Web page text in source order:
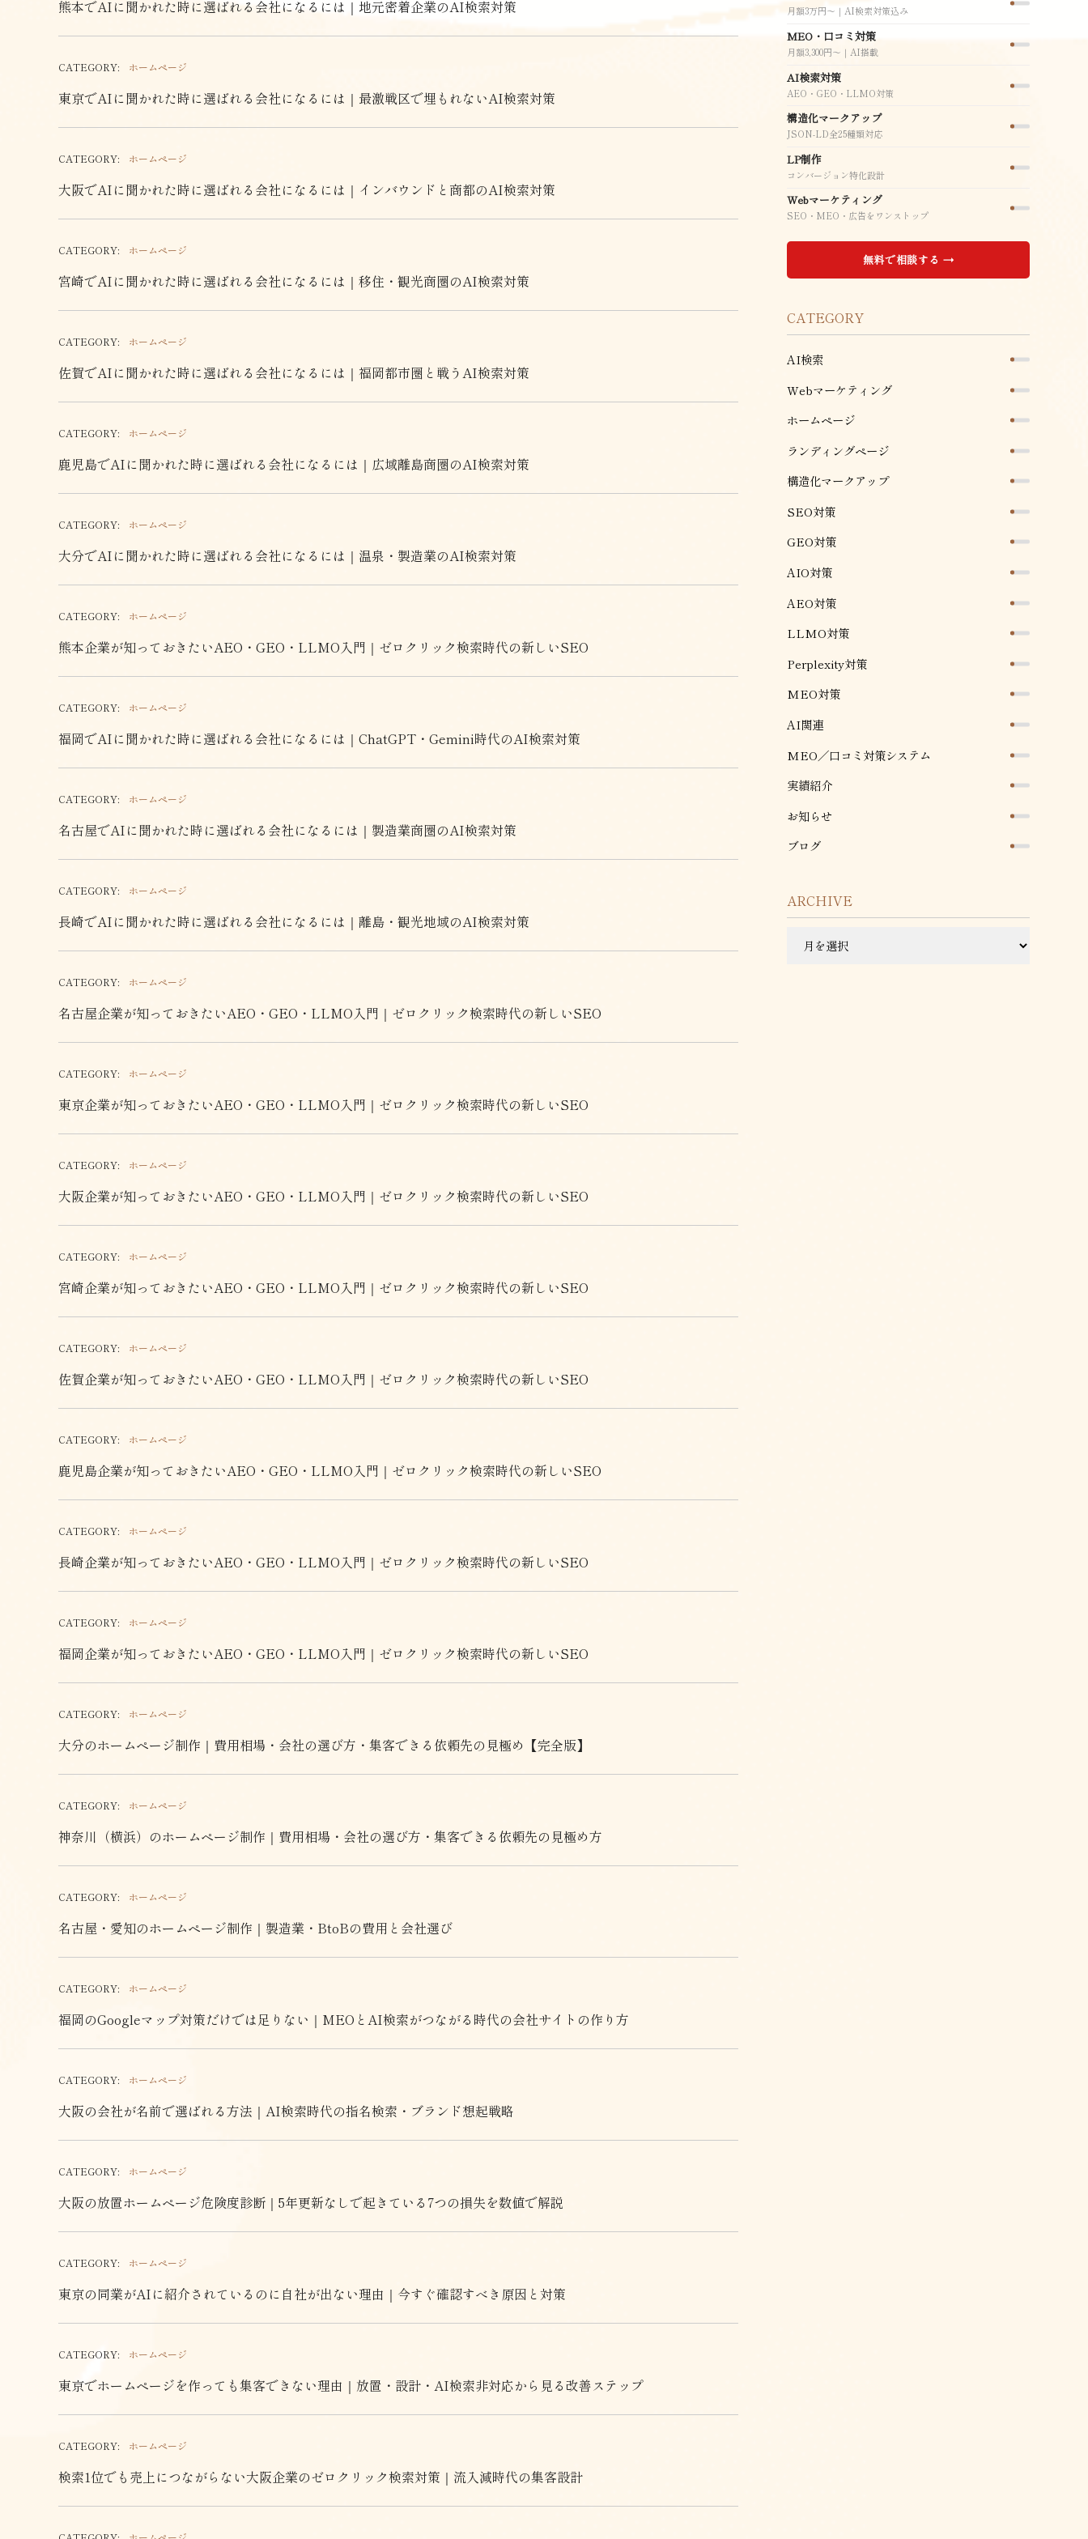
熊本でAIに聞かれた時に選ばれる会社になるには｜地元密着企業のAI検索対策
CATEGORY: ホームページ
東京でAIに聞かれた時に選ばれる会社になるには｜最激戦区で埋もれないAI検索対策
CATEGORY: ホームページ
大阪でAIに聞かれた時に選ばれる会社になるには｜インバウンドと商都のAI検索対策
CATEGORY: ホームページ
宮崎でAIに聞かれた時に選ばれる会社になるには｜移住・観光商圏のAI検索対策
CATEGORY: ホームページ
佐賀でAIに聞かれた時に選ばれる会社になるには｜福岡都市圏と戦うAI検索対策
CATEGORY: ホームページ
鹿児島でAIに聞かれた時に選ばれる会社になるには｜広域離島商圏のAI検索対策
CATEGORY: ホームページ
大分でAIに聞かれた時に選ばれる会社になるには｜温泉・製造業のAI検索対策
CATEGORY: ホームページ
熊本企業が知っておきたいAEO・GEO・LLMO入門｜ゼロクリック検索時代の新しいSEO
CATEGORY: ホームページ
福岡でAIに聞かれた時に選ばれる会社になるには｜ChatGPT・Gemini時代のAI検索対策
CATEGORY: ホームページ
名古屋でAIに聞かれた時に選ばれる会社になるには｜製造業商圏のAI検索対策
CATEGORY: ホームページ
長崎でAIに聞かれた時に選ばれる会社になるには｜離島・観光地域のAI検索対策
CATEGORY: ホームページ
名古屋企業が知っておきたいAEO・GEO・LLMO入門｜ゼロクリック検索時代の新しいSEO
CATEGORY: ホームページ
東京企業が知っておきたいAEO・GEO・LLMO入門｜ゼロクリック検索時代の新しいSEO
CATEGORY: ホームページ
大阪企業が知っておきたいAEO・GEO・LLMO入門｜ゼロクリック検索時代の新しいSEO
CATEGORY: ホームページ
宮崎企業が知っておきたいAEO・GEO・LLMO入門｜ゼロクリック検索時代の新しいSEO
CATEGORY: ホームページ
佐賀企業が知っておきたいAEO・GEO・LLMO入門｜ゼロクリック検索時代の新しいSEO
CATEGORY: ホームページ
鹿児島企業が知っておきたいAEO・GEO・LLMO入門｜ゼロクリック検索時代の新しいSEO
CATEGORY: ホームページ
長崎企業が知っておきたいAEO・GEO・LLMO入門｜ゼロクリック検索時代の新しいSEO
CATEGORY: ホームページ
福岡企業が知っておきたいAEO・GEO・LLMO入門｜ゼロクリック検索時代の新しいSEO
CATEGORY: ホームページ
大分のホームページ制作｜費用相場・会社の選び方・集客できる依頼先の見極め【完全版】
CATEGORY: ホームページ
神奈川（横浜）のホームページ制作｜費用相場・会社の選び方・集客できる依頼先の見極め方
CATEGORY: ホームページ
名古屋・愛知のホームページ制作｜製造業・BtoBの費用と会社選び
CATEGORY: ホームページ
福岡のGoogleマップ対策だけでは足りない｜MEOとAI検索がつながる時代の会社サイトの作り方
CATEGORY: ホームページ
大阪の会社が名前で選ばれる方法｜AI検索時代の指名検索・ブランド想起戦略
CATEGORY: ホームページ
大阪の放置ホームページ危険度診断｜5年更新なしで起きている7つの損失を数値で解説
CATEGORY: ホームページ
東京の同業がAIに紹介されているのに自社が出ない理由｜今すぐ確認すべき原因と対策
CATEGORY: ホームページ
東京でホームページを作っても集客できない理由｜放置・設計・AI検索非対応から見る改善ステップ
CATEGORY: ホームページ
検索1位でも売上につながらない大阪企業のゼロクリック検索対策｜流入減時代の集客設計
月額3万円〜｜AI検索対策込み
MEO・口コミ対策
月額3,300円〜｜AI搭載
AI検索対策
AEO・GEO・LLMO対策
構造化マークアップ
JSON-LD全25種類対応
LP制作
コンバージョン特化設計
Webマーケティング
SEO・MEO・広告をワンストップ
無料で相談する →
CATEGORY
AI検索
Webマーケティング
ホームページ
ランディングページ
構造化マークアップ
SEO対策
GEO対策
AIO対策
AEO対策
LLMO対策
Perplexity対策
MEO対策
AI関連
MEO／口コミ対策システム
実績紹介
お知らせ
ブログ
ARCHIVE
ARCHIVE